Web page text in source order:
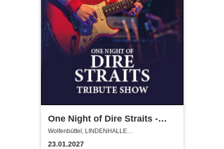
One Night of Dire Straits -
Tribute Show
Wolfenbüttel, LINDENHALLE
WOLFENBÜTTEL
23.01.2027